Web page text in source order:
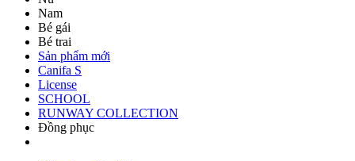
Nam
Bé gái
Bé trai
Sản phẩm mới
Canifa S
License
SCHOOL
RUNWAY COLLECTION
Đồng phục